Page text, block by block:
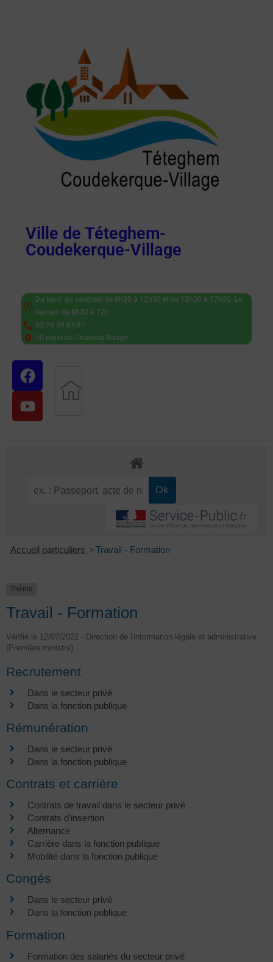
Ville de Téteghem-
Coudekerque-Village
Du lundi au vendredi de 8h30 à 12h30 et de 13h30 à 17h30. Le
samedi de 8h30 à 12h.
03 28 58 87 87
90 route du Chapeau Rouge
Accueil particuliers > Travail - Formation
Thème
Travail - Formation
Vérifié le 12/07/2022 - Direction de l'information légale et administrative
(Première ministre)
Recrutement
Dans le secteur privé
Dans la fonction publique
Rémunération
Dans le secteur privé
Dans la fonction publique
Contrats et carrière
Contrats de travail dans le secteur privé
Contrats d'insertion
Alternance
Carrière dans la fonction publique
Mobilité dans la fonction publique
Congés
Dans le secteur privé
Dans la fonction publique
Formation
Formation des salariés du secteur privé